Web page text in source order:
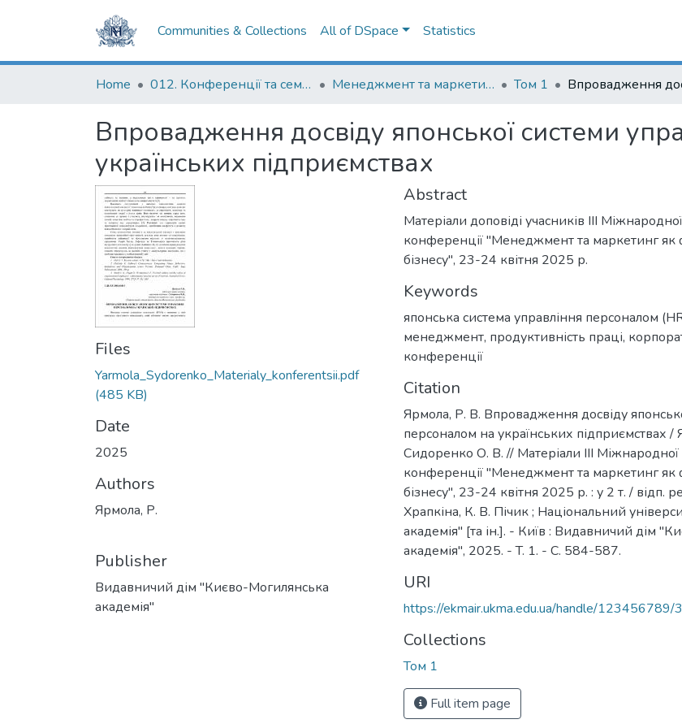
Communities & Collections All of DSpace Statistics
Home 012. Конференції та семінари НаУКМА Менеджмент та маркетинг як фактори розвитку бізнесу : матеріали III Міжнародної науково-практичної конференції 23-24 квітня 2025 р. Том 1
Впровадження досвіду японської системи
українських підприємствах
Files
Yarmola_Sydorenko_Materialy_konferentsii.pdf
(485 KB)
Date
2025
Authors
Ярмола, Р.
Publisher
Видавничий дім "Києво-Могилянська
академія"
Abstract
Матеріали доповіді учасників III
конференції "Менеджмент та маркетинг як
бізнесу", 23-24 квітня 2025 р.
Keywords
японська система управління персоналом
менеджмент, продуктивність праці,
конференції
Citation
Ярмола, Р. В. Впровадження досвіду
персоналом на українських підприємствах /
Сидоренко О. В. // Матеріали ІІІ
конференції "Менеджмент та маркетинг як
бізнесу", 23-24 квітня 2025 р. : у 2 т. / відп.
Храпкіна, К. В. Пічик ; Національний
академія" [та ін.]. - Київ : Видавничий дім
академія", 2025. - T. 1. - C. 584-587.
URI
https://ekmair.ukma.edu.ua/handle/123456789/
Collections
Том 1
Full item page